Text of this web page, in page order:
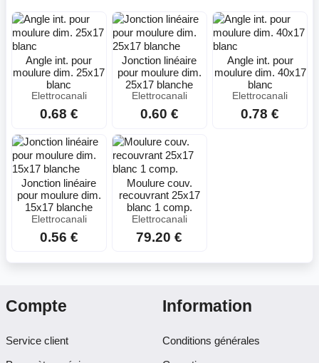
Angle int. pour
moulure dim. 25x17
blanc
Elettrocanali
0.68 €
Jonction linéaire
pour moulure dim.
25x17 blanche
Elettrocanali
0.60 €
Angle int. pour
moulure dim. 40x17
blanc
Elettrocanali
0.78 €
Jonction linéaire
pour moulure dim.
15x17 blanche
Elettrocanali
0.56 €
Moulure couv.
recouvrant 25x17
blanc 1 comp.
Elettrocanali
79.20 €
Compte
Service client
Information
Conditions générales